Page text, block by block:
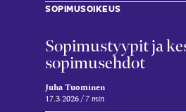
SOPIMUSOIKEUS
Sopimustyypit ja
sopimusehdot
Juha Tuominen
17.3.2026 7 min